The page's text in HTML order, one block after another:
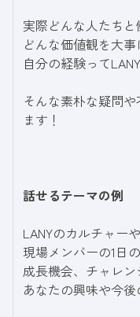
実際どんな人たちと
どんな価値観を大
自分の経験って
そんな素朴な疑問
ます！
話せるテーマの例
LANYのカルチャー
現場メンバーの1日
成長機会、チャレ
あなたの興味や今